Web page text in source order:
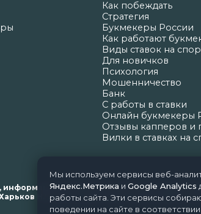
Как побеждать
Стратегия
Букмекеры России
Как работают
Виды ставок на
Для новичков
Психология
Мошенничество
Банк
С работы в ставки
Онлайн букмекеры
Отзывы капперов и
Вилки в ставках на
информационных технологий и массовых
Н.Н. Почта редакции: support@nice-
Мы используем сервисы веб-
Яндекс.Метрика и Google Analytics
работы сайта. Эти сервисы
поведении на сайте в соответствии